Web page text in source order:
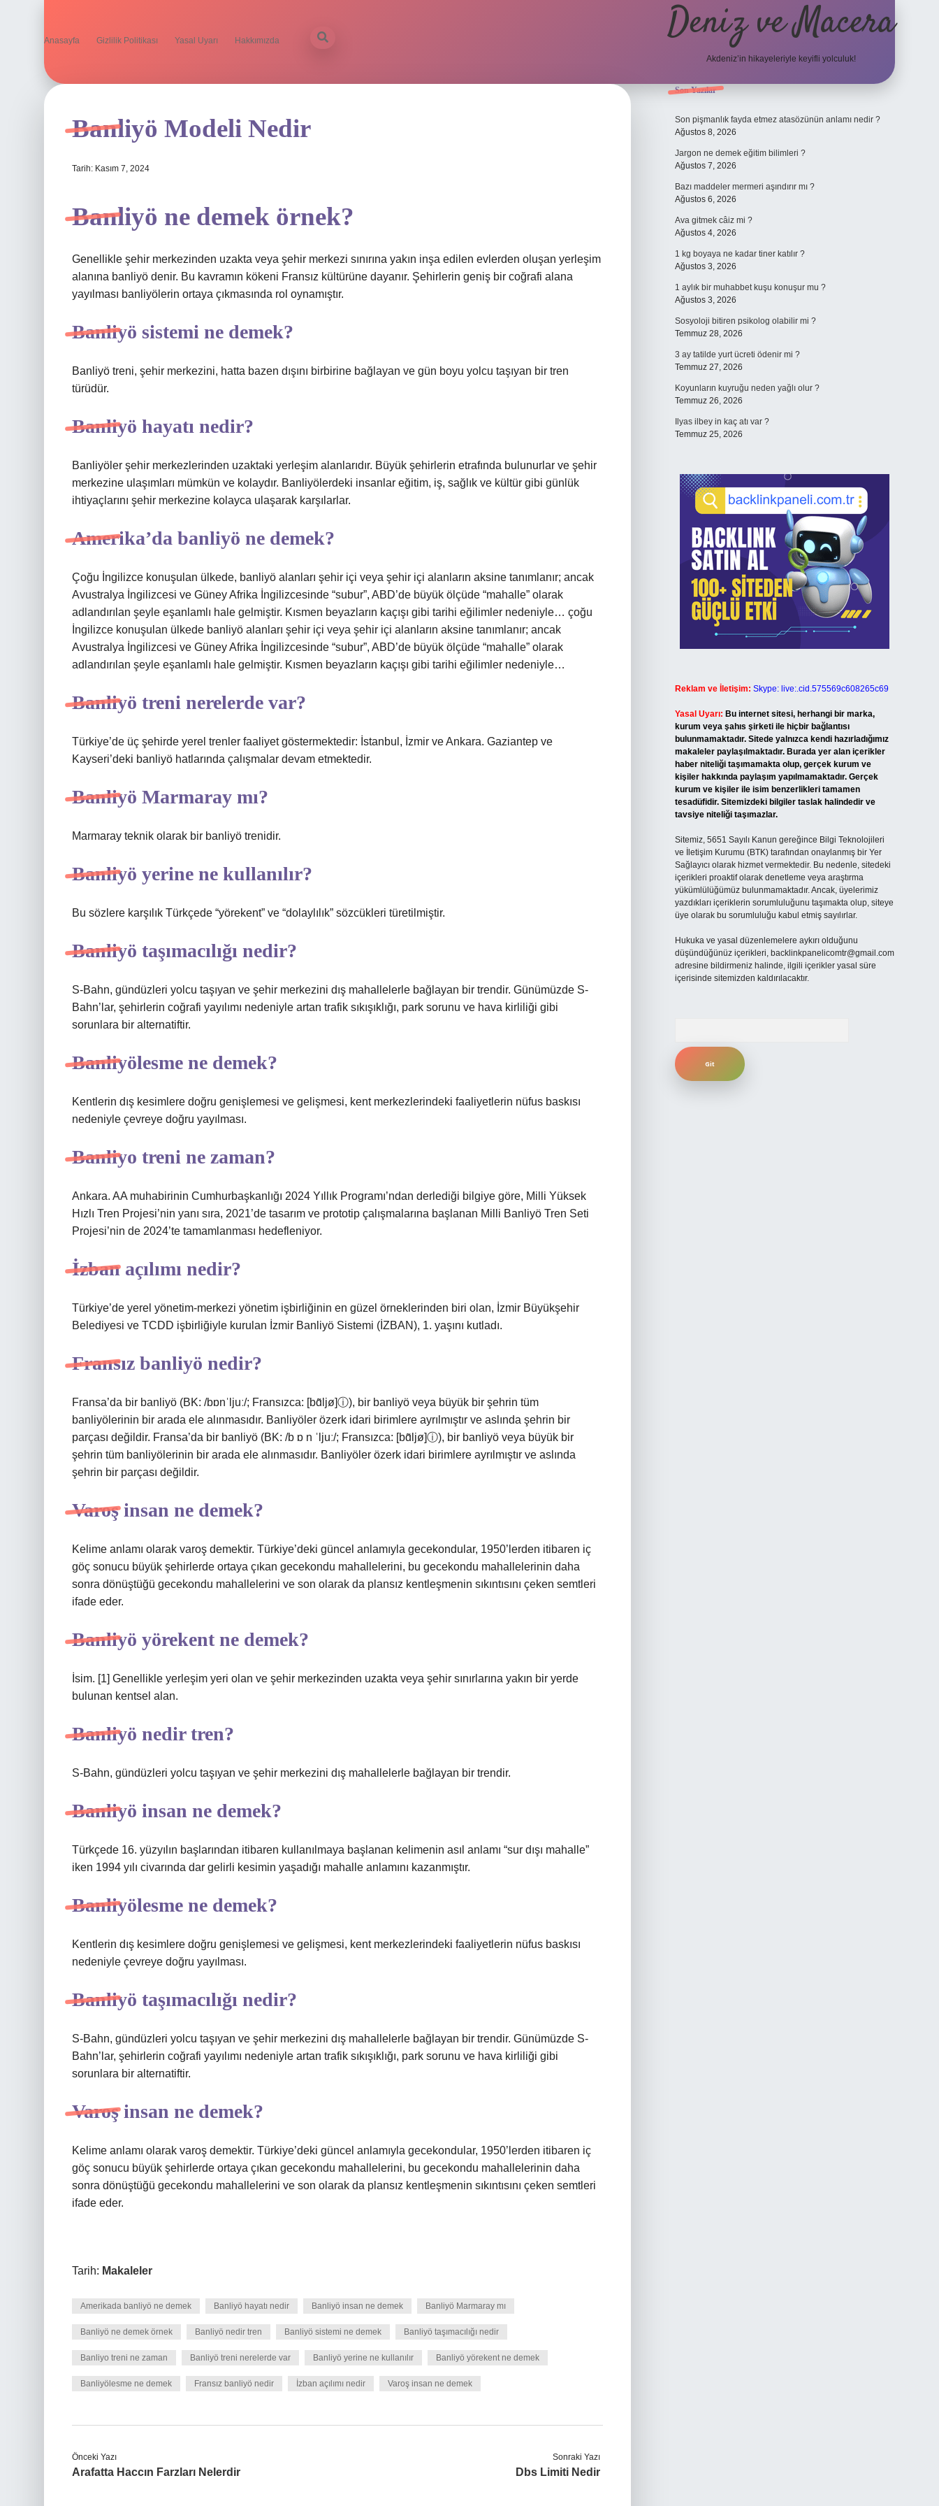
Anasayfa Gizlilik Politikası Yasal Uyarı Hakkımızda Deniz ve Macera
Akdeniz’in hikayeleriyle keyifli yolculuk!
Banliyö Modeli Nedir
Tarih: Kasım 7, 2024
Banliyö ne demek örnek?
Genellikle şehir merkezinden uzakta veya şehir merkezi sınırına yakın inşa edilen evlerden oluşan yerleşim
alanına banliyö denir. Bu kavramın kökeni Fransız kültürüne dayanır. Şehirlerin geniş bir coğrafi alana
yayılması banliyölerin ortaya çıkmasında rol oynamıştır.
Banliyö sistemi ne demek?
Banliyö treni, şehir merkezini, hatta bazen dışını birbirine bağlayan ve gün boyu yolcu taşıyan bir tren
türüdür.
Banliyö hayatı nedir?
Banliyöler şehir merkezlerinden uzaktaki yerleşim alanlarıdır. Büyük şehirlerin etrafında bulunurlar ve şehir
merkezine ulaşımları mümkün ve kolaydır. Banliyölerdeki insanlar eğitim, iş, sağlık ve kültür gibi günlük
ihtiyaçlarını şehir merkezine kolayca ulaşarak karşılarlar.
Amerika’da banliyö ne demek?
Çoğu İngilizce konuşulan ülkede, banliyö alanları şehir içi veya şehir içi alanların aksine tanımlanır; ancak
Avustralya İngilizcesi ve Güney Afrika İngilizcesinde “subur”, ABD’de büyük ölçüde “mahalle” olarak
adlandırılan şeyle eşanlamlı hale gelmiştir. Kısmen beyazların kaçışı gibi tarihi eğilimler nedeniyle… çoğu
İngilizce konuşulan ülkede banliyö alanları şehir içi veya şehir içi alanların aksine tanımlanır; ancak
Avustralya İngilizcesi ve Güney Afrika İngilizcesinde “subur”, ABD’de büyük ölçüde “mahalle” olarak
adlandırılan şeyle eşanlamlı hale gelmiştir. Kısmen beyazların kaçışı gibi tarihi eğilimler nedeniyle…
Banliyö treni nerelerde var?
Türkiye’de üç şehirde yerel trenler faaliyet göstermektedir: İstanbul, İzmir ve Ankara. Gaziantep ve
Kayseri’deki banliyö hatlarında çalışmalar devam etmektedir.
Banliyö Marmaray mı?
Marmaray teknik olarak bir banliyö trenidir.
Banliyö yerine ne kullanılır?
Bu sözlere karşılık Türkçede “yörekent” ve “dolaylılık” sözcükleri türetilmiştir.
Banliyö taşımacılığı nedir?
S-Bahn, gündüzleri yolcu taşıyan ve şehir merkezini dış mahallelerle bağlayan bir trendir. Günümüzde S-
Bahn’lar, şehirlerin coğrafi yayılımı nedeniyle artan trafik sıkışıklığı, park sorunu ve hava kirliliği gibi
sorunlara bir alternatiftir.
Banliyölesme ne demek?
Kentlerin dış kesimlere doğru genişlemesi ve gelişmesi, kent merkezlerindeki faaliyetlerin nüfus baskısı
nedeniyle çevreye doğru yayılması.
Banliyo treni ne zaman?
Ankara. AA muhabirinin Cumhurbaşkanlığı 2024 Yıllık Programı’ndan derlediği bilgiye göre, Milli Yüksek
Hızlı Tren Projesi’nin yanı sıra, 2021’de tasarım ve prototip çalışmalarına başlanan Milli Banliyö Tren Seti
Projesi’nin de 2024’te tamamlanması hedefleniyor.
İzban açılımı nedir?
Türkiye’de yerel yönetim-merkezi yönetim işbirliğinin en güzel örneklerinden biri olan, İzmir Büyükşehir
Belediyesi ve TCDD işbirliğiyle kurulan İzmir Banliyö Sistemi (İZBAN), 1. yaşını kutladı.
Fransız banliyö nedir?
Fransa’da bir banliyö (BK: /bɒnˈljuː/; Fransızca: [bɑ̃ljø]ⓘ), bir banliyö veya büyük bir şehrin tüm
banliyölerinin bir arada ele alınmasıdır. Banliyöler özerk idari birimlere ayrılmıştır ve aslında şehrin bir
parçası değildir. Fransa’da bir banliyö (BK: /b ɒ n ˈljuː/; Fransızca: [bɑ̃ljø]ⓘ), bir banliyö veya büyük bir
şehrin tüm banliyölerinin bir arada ele alınmasıdır. Banliyöler özerk idari birimlere ayrılmıştır ve aslında
şehrin bir parçası değildir.
Varoş insan ne demek?
Kelime anlamı olarak varoş demektir. Türkiye’deki güncel anlamıyla gecekondular, 1950’lerden itibaren iç
göç sonucu büyük şehirlerde ortaya çıkan gecekondu mahallelerini, bu gecekondu mahallelerinin daha
sonra dönüştüğü gecekondu mahallelerini ve son olarak da plansız kentleşmenin sıkıntısını çeken semtleri
ifade eder.
Banliyö yörekent ne demek?
İsim. [1] Genellikle yerleşim yeri olan ve şehir merkezinden uzakta veya şehir sınırlarına yakın bir yerde
bulunan kentsel alan.
Banliyö nedir tren?
S-Bahn, gündüzleri yolcu taşıyan ve şehir merkezini dış mahallelerle bağlayan bir trendir.
Banliyö insan ne demek?
Türkçede 16. yüzyılın başlarından itibaren kullanılmaya başlanan kelimenin asıl anlamı “sur dışı mahalle”
iken 1994 yılı civarında dar gelirli kesimin yaşadığı mahalle anlamını kazanmıştır.
Banliyölesme ne demek?
Kentlerin dış kesimlere doğru genişlemesi ve gelişmesi, kent merkezlerindeki faaliyetlerin nüfus baskısı
nedeniyle çevreye doğru yayılması.
Banliyö taşımacılığı nedir?
S-Bahn, gündüzleri yolcu taşıyan ve şehir merkezini dış mahallelerle bağlayan bir trendir. Günümüzde S-
Bahn’lar, şehirlerin coğrafi yayılımı nedeniyle artan trafik sıkışıklığı, park sorunu ve hava kirliliği gibi
sorunlara bir alternatiftir.
Varoş insan ne demek?
Kelime anlamı olarak varoş demektir. Türkiye’deki güncel anlamıyla gecekondular, 1950’lerden itibaren iç
göç sonucu büyük şehirlerde ortaya çıkan gecekondu mahallelerini, bu gecekondu mahallelerinin daha
sonra dönüştüğü gecekondu mahallelerini ve son olarak da plansız kentleşmenin sıkıntısını çeken semtleri
ifade eder.
Tarih: Makaleler
Amerikada banliyö ne demek Banliyö hayatı nedir Banliyö insan ne demek Banliyö Marmaray mı
Banliyö ne demek örnek Banliyö nedir tren Banliyö sistemi ne demek Banliyö taşımacılığı nedir
Banliyo treni ne zaman Banliyö treni nerelerde var Banliyö yerine ne kullanılır Banliyö yörekent ne demek
Banliyölesme ne demek Fransız banliyö nedir İzban açılımı nedir Varoş insan ne demek
Önceki Yazı
Arafatta Haccın Farzları Nelerdir
Sonraki Yazı
Dbs Limiti Nedir
Sidebar
Son Yazılar
Son pişmanlık fayda etmez atasözünün anlamı nedir ?
Ağustos 8, 2026
Jargon ne demek eğitim bilimleri ?
Ağustos 7, 2026
Bazı maddeler mermeri aşındırır mı ?
Ağustos 6, 2026
Ava gitmek câiz mi ?
Ağustos 4, 2026
1 kg boyaya ne kadar tiner katılır ?
Ağustos 3, 2026
1 aylık bir muhabbet kuşu konuşur mu ?
Ağustos 3, 2026
Sosyoloji bitiren psikolog olabilir mi ?
Temmuz 28, 2026
3 ay tatilde yurt ücreti ödenir mi ?
Temmuz 27, 2026
Koyunların kuyruğu neden yağlı olur ?
Temmuz 26, 2026
Ilyas ilbey in kaç atı var ?
Temmuz 25, 2026
Reklam ve İletişim: Skype: live:.cid.575569c608265c69
Yasal Uyarı: Bu internet sitesi, herhangi bir marka,
kurum veya şahıs şirketi ile hiçbir bağlantısı
bulunmamaktadır. Sitede yalnızca kendi hazırladığımız
makaleler paylaşılmaktadır. Burada yer alan içerikler
haber niteliği taşımamakta olup, gerçek kurum ve
kişiler hakkında paylaşım yapılmamaktadır. Gerçek
kurum ve kişiler ile isim benzerlikleri tamamen
tesadüfidir. Sitemizdeki bilgiler taslak halindedir ve
tavsiye niteliği taşımazlar.
Sitemiz, 5651 Sayılı Kanun gereğince Bilgi Teknolojileri
ve İletişim Kurumu (BTK) tarafından onaylanmış bir Yer
Sağlayıcı olarak hizmet vermektedir. Bu nedenle, sitedeki
içerikleri proaktif olarak denetleme veya araştırma
yükümlülüğümüz bulunmamaktadır. Ancak, üyelerimiz
yazdıkları içeriklerin sorumluluğunu taşımakta olup, siteye
üye olarak bu sorumluluğu kabul etmiş sayılırlar.
Hukuka ve yasal düzenlemelere aykırı olduğunu
düşündüğünüz içerikleri, backlinkpanelicomtr@gmail.com
adresine bildirmeniz halinde, ilgili içerikler yasal süre
içerisinde sitemizden kaldırılacaktır.